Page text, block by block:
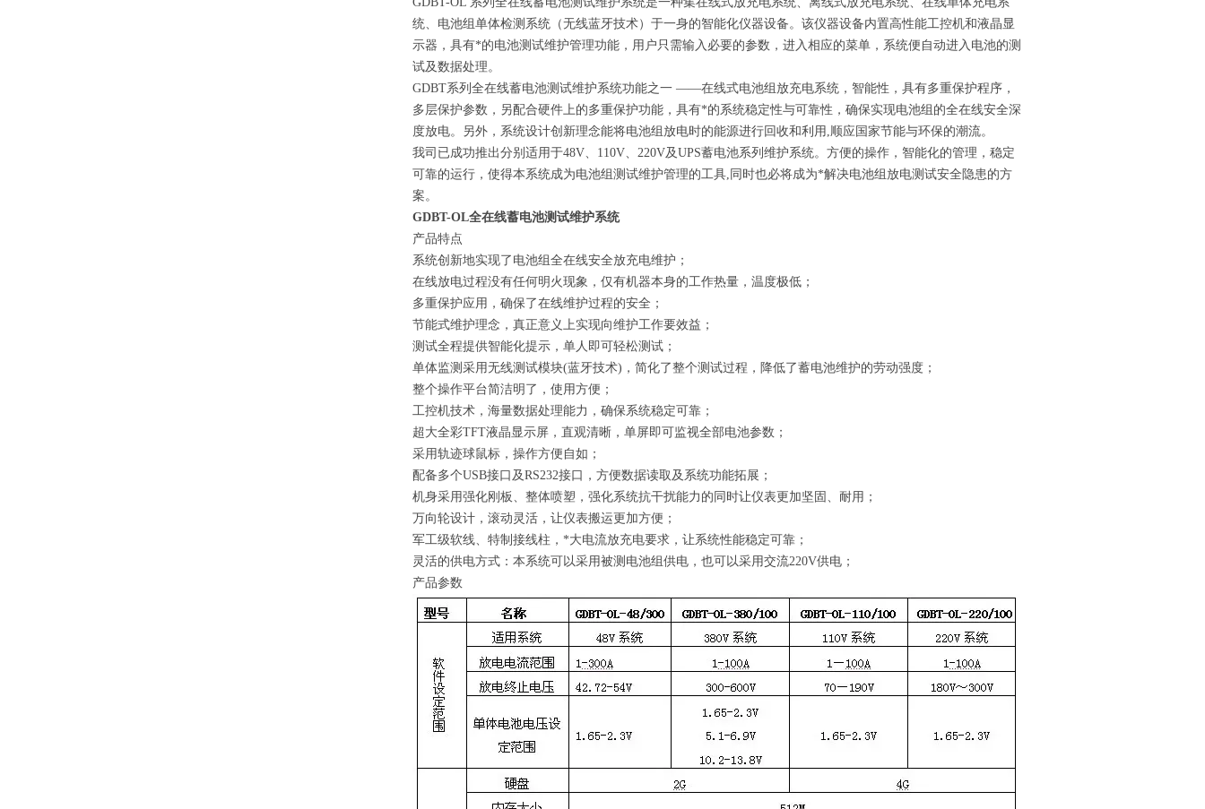
统、电池组单体检测系统（无线蓝牙技术）于一身的智能化仪器设备。该仪器设备内置高性能工控机和液晶显
示器，具有*的电池测试维护管理功能，用户只需输入必要的参数，进入相应的菜单，系统便自动进入电池的测
试及数据处理。
GDBT系列全在线蓄电池测试维护系统功能之一 ——在线式电池组放充电系统，智能性，具有多重保护程序，
多层保护参数，另配合硬件上的多重保护功能，具有*的系统稳定性与可靠性，确保实现电池组的全在线安全深
度放电。另外，系统设计创新理念能将电池组放电时的能源进行回收和利用,顺应国家节能与环保的潮流。
我司已成功推出分别适用于48V、110V、220V及UPS蓄电池系列维护系统。方便的操作，智能化的管理，稳定
可靠的运行，使得本系统成为电池组测试维护管理的工具,同时也必将成为*解决电池组放电测试安全隐患的方
案。
GDBT-OL全在线蓄电池测试维护系统
产品特点
系统创新地实现了电池组全在线安全放充电维护；
在线放电过程没有任何明火现象，仅有机器本身的工作热量，温度极低；
多重保护应用，确保了在线维护过程的安全；
节能式维护理念，真正意义上实现向维护工作要效益；
测试全程提供智能化提示，单人即可轻松测试；
单体监测采用无线测试模块(蓝牙技术)，简化了整个测试过程，降低了蓄电池维护的劳动强度；
整个操作平台简洁明了，使用方便；
工控机技术，海量数据处理能力，确保系统稳定可靠；
超大全彩TFT液晶显示屏，直观清晰，单屏即可监视全部电池参数；
采用轨迹球鼠标，操作方便自如；
配备多个USB接口及RS232接口，方便数据读取及系统功能拓展；
机身采用强化刚板、整体喷塑，强化系统抗干扰能力的同时让仪表更加坚固、耐用；
万向轮设计，滚动灵活，让仪表搬运更加方便；
军工级软线、特制接线柱，*大电流放充电要求，让系统性能稳定可靠；
灵活的供电方式：本系统可以采用被测电池组供电，也可以采用交流220V供电；
产品参数